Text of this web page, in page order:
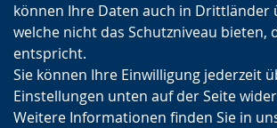
können Ihre Daten auch in Drittländer
welche nicht das Schutzniveau bieten,
entspricht.
Sie können Ihre Einwilligung jederzeit
Einstellungen unten auf der Seite
Weitere Informationen finden Sie in